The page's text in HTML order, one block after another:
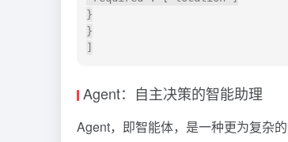
}
}
Agent：自主决策的智能助理
Agent，即智能体，是一种更为复杂